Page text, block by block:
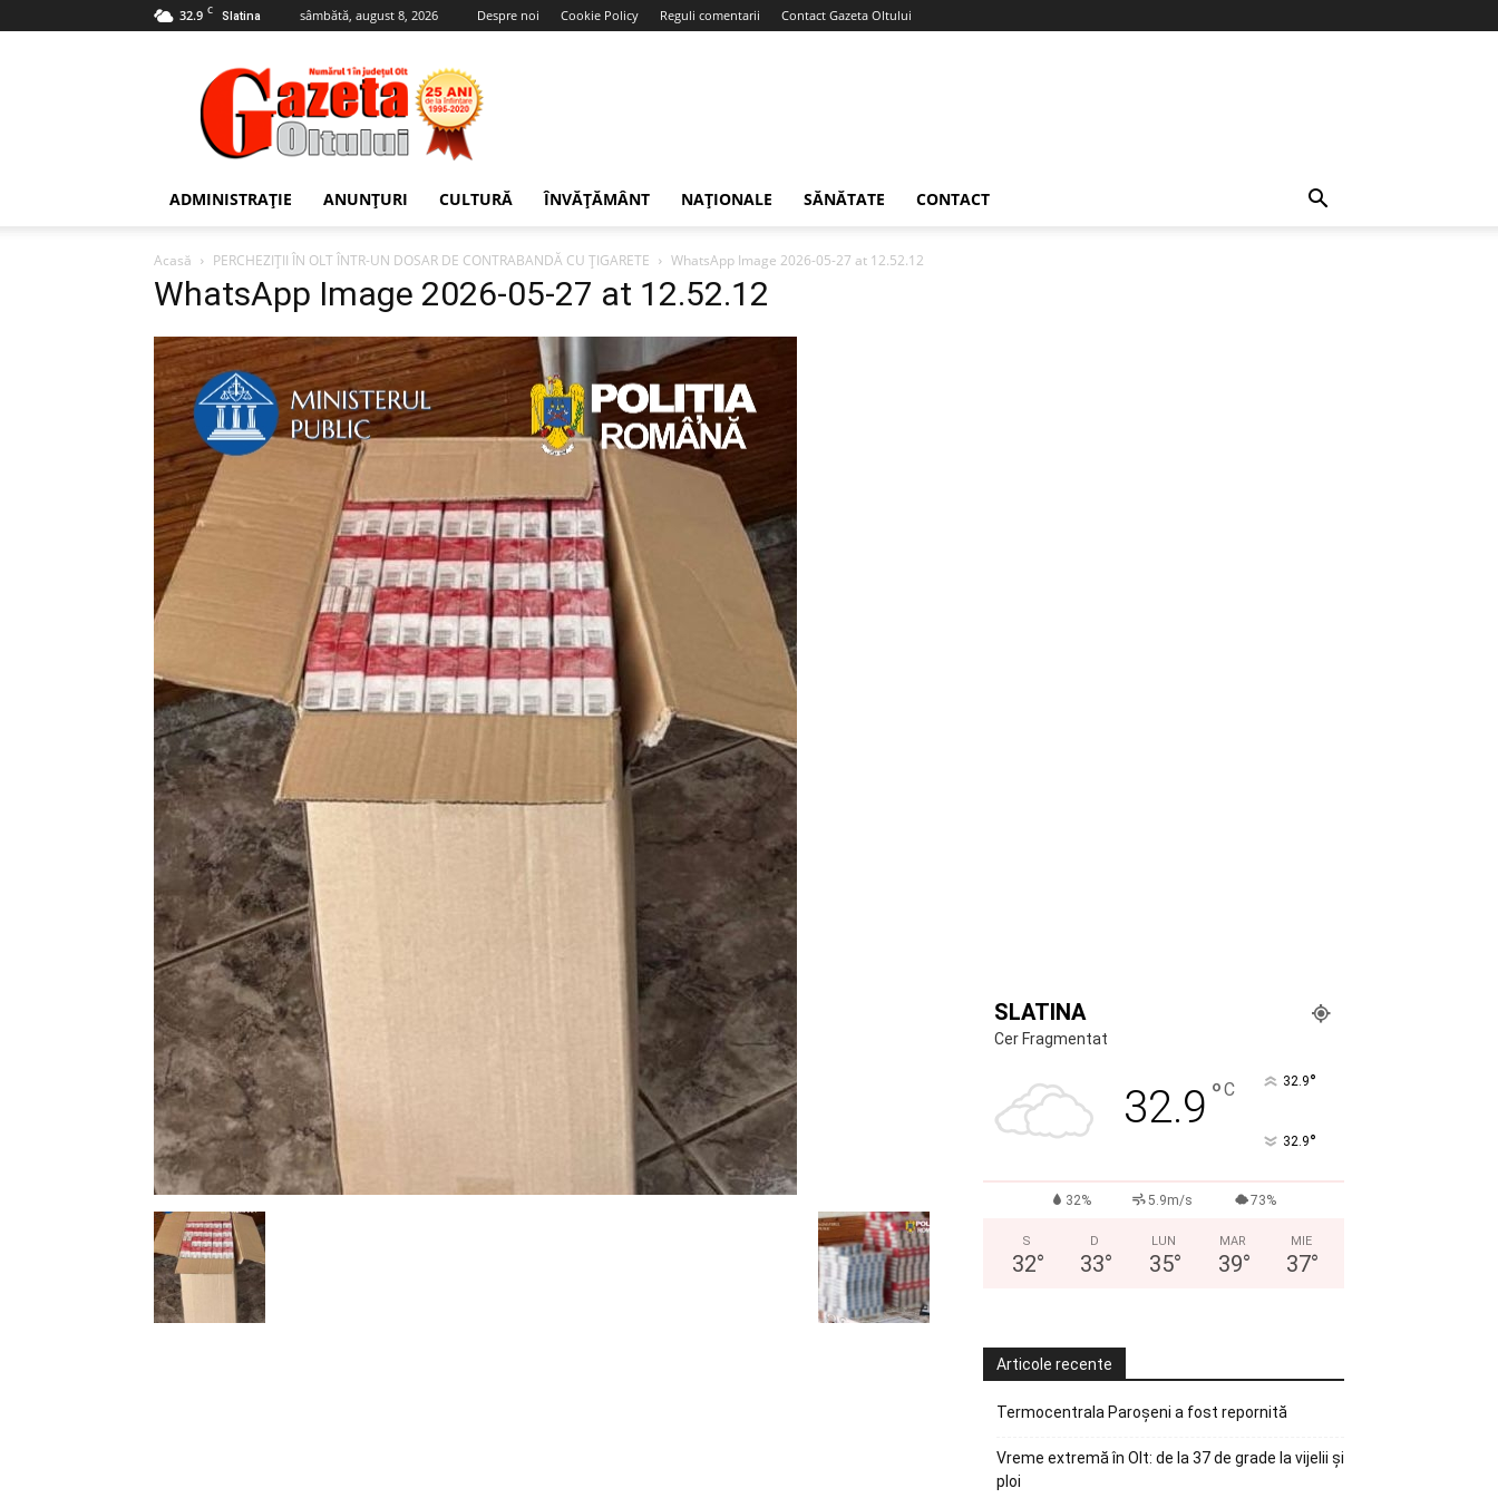
32.9 C Slatina sâmbătă, august 8, 2026 Despre noi Cookie Policy Reguli comentarii Contact Gazeta Oltului
Gazeta
Oltului
ADMINISTRAȚIE ANUNȚURI CULTURĂ ÎNVĂȚĂMÂNT NAȚIONALE SĂNĂTATE CONTACT
Acasă PERCHEZIȚII ÎN OLT ÎNTR-UN DOSAR DE CONTRABANDĂ CU ȚIGARETE WhatsApp Image 2026-05-27 at 12.52.12
WhatsApp Image 2026-05-27 at 12.52.12
SLATINA
Cer Fragmentat
32.9 °C 32.9°
32.9°
32% 5.9m/s 73%
S
32°
D
33°
LUN
35°
MAR
39°
MIE
37°
Articole recente
Termocentrala Paroșeni a fost repornită
Vreme extremă în Olt: de la 37 de grade la vijelii și
ploi